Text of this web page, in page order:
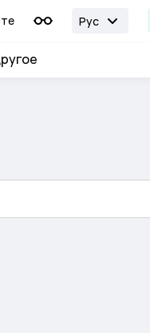
Рус